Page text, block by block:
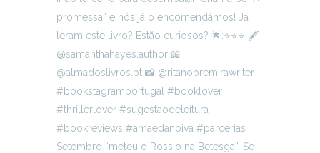
Setembro “meteu o Rossio na Betesga”. Se